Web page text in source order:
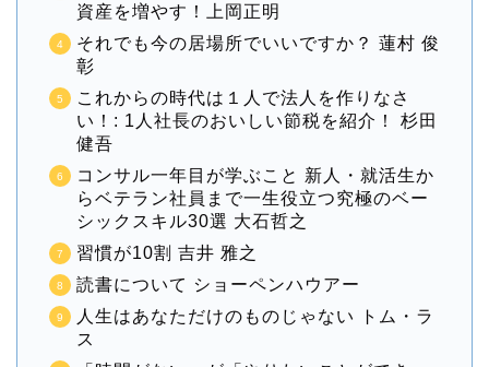
資産を増やす！上岡正明
それでも今の居場所でいいですか？ 蓮村 俊
彰
これからの時代は１人で法人を作りなさ
い！: 1人社長のおいしい節税を紹介！ 杉田
健吾
コンサル一年目が学ぶこと 新人・就活生か
らベテラン社員まで一生役立つ究極のベー
シックスキル30選 大石哲之
習慣が10割 吉井 雅之
読書について ショーペンハウアー
人生はあなただけのものじゃない トム・ラ
ス